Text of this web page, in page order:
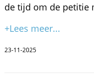
de tijd om de petitie
+Lees meer...
23-11-2025